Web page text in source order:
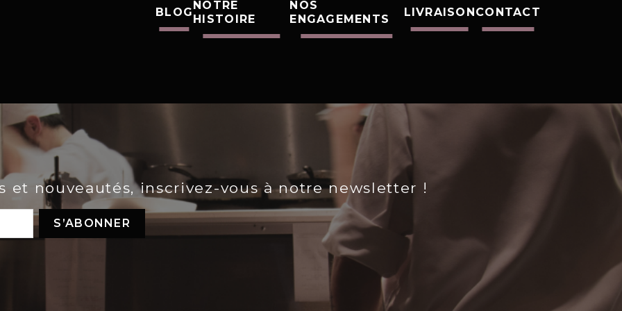
BLOG
NOTRE
HISTOIRE
NOS
ENGAGEMENTS
LIVRAISONCONTACT
et nouveautés, inscrivez-vous à notre newsletter !